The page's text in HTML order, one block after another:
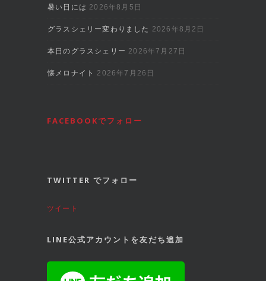
暑い日には 2026年8月5日
グラスシェリー変わりました 2026年8月2日
本日のグラスシェリー 2026年7月27日
懐メロナイト 2026年7月26日
FACEBOOKでフォロー
TWITTER でフォロー
ツイート
LINE公式アカウントを友だち追加